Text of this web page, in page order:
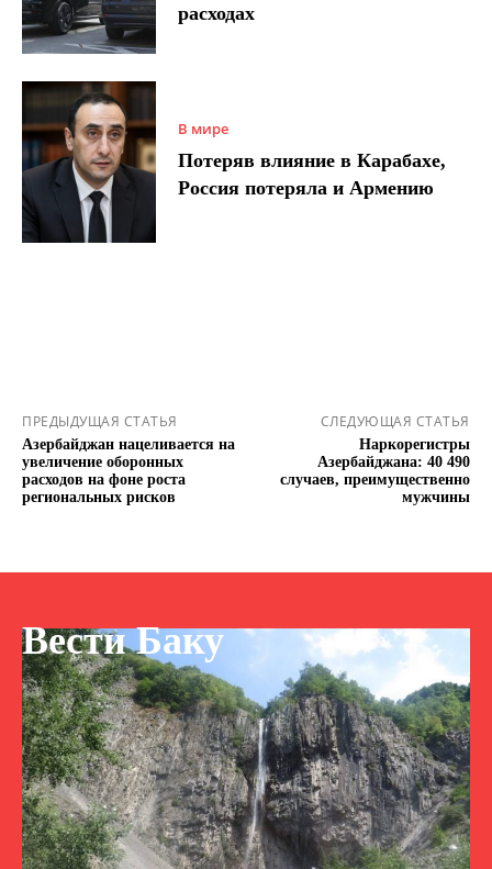
расходах
В мире
Потеряв влияние в Карабахе,
Россия потеряла и Армению
ПРЕДЫДУЩАЯ СТАТЬЯ
Азербайджан нацеливается на
увеличение оборонных
расходов на фоне роста
региональных рисков
СЛЕДУЮЩАЯ СТАТЬЯ
Наркорегистры
Азербайджана: 40 490
случаев, преимущественно
мужчины
Вести Баку